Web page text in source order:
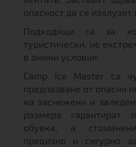
опасност да се
Подходящи са за
туристически, не
в зимни условия.
Camp Ice Master са
предпазване от опасни
на заснежени и
размера гарантират
обувка, а
прецизно и сигурно